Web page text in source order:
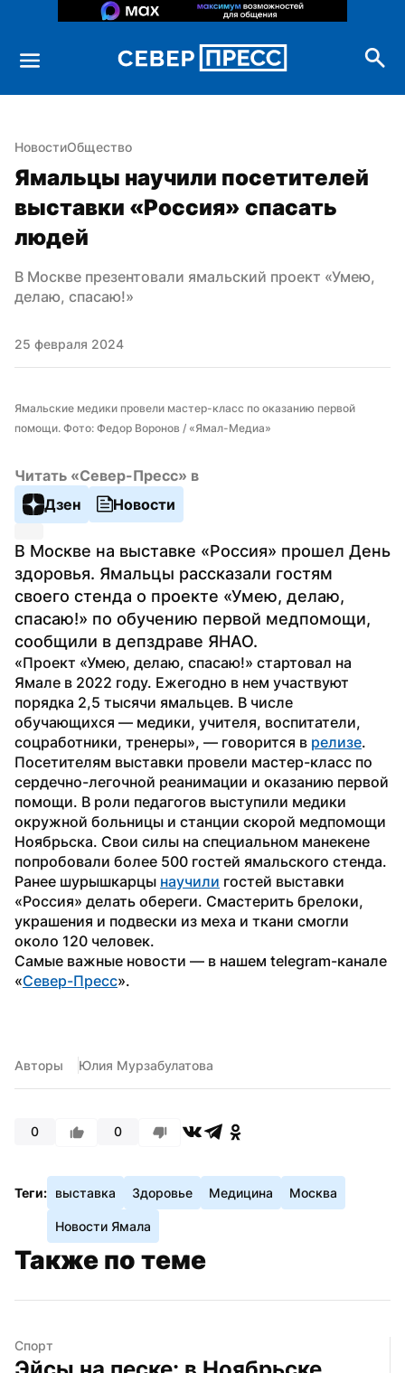
НовостиОбщество
Ямальцы научили посетителей
выставки «Россия» спасать
людей
В Москве презентовали ямальский проект «Умею,
делаю, спасаю!»
25 февраля 2024
Ямальские медики провели мастер-класс по оказанию первой
помощи. Фото: Федор Воронов / «Ямал-Медиа»
Читать «Север-Пресс» в
Дзен
Новости
В Москве на выставке «Россия» прошел День
здоровья. Ямальцы рассказали гостям
своего стенда о проекте «Умею, делаю,
спасаю!» по обучению первой медпомощи,
сообщили в депздраве ЯНАО.
«Проект «Умею, делаю, спасаю!» стартовал на
Ямале в 2022 году. Ежегодно в нем участвуют
порядка 2,5 тысячи ямальцев. В числе
обучающихся — медики, учителя, воспитатели,
соцработники, тренеры», — говорится в релизе.
Посетителям выставки провели мастер-класс по
сердечно-легочной реанимации и оказанию первой
помощи. В роли педагогов выступили медики
окружной больницы и станции скорой медпомощи
Ноябрьска. Свои силы на специальном манекене
попробовали более 500 гостей ямальского стенда.
Ранее шурышкарцы научили гостей выставки
«Россия» делать обереги. Смастерить брелоки,
украшения и подвески из меха и ткани смогли
около 120 человек.
Самые важные новости — в нашем telegram-канале
«Север-Пресс».
Авторы Юлия Мурзабулатова
0 0
Теги: выставка Здоровье Медицина Москва
Новости Ямала
Также по теме
Спорт